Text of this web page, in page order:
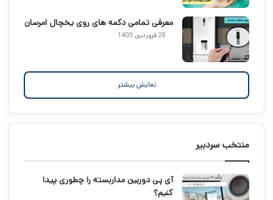
معرفی تمامی دکمه های روی یخچال امرسان
29 فروردین 1403
نمایش بیشتر
منتخب سردبیر
آی پی دوربین مداربسته را چطوری پیدا
کنیم؟